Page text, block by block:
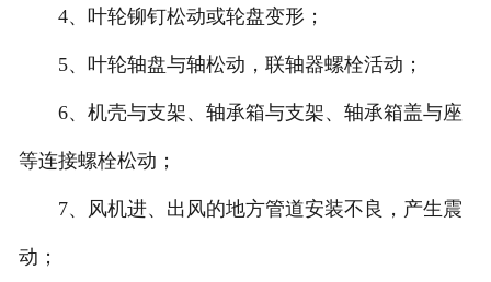
4、叶轮铆钉松动或轮盘变形；
5、叶轮轴盘与轴松动，联轴器螺栓活动；
6、机壳与支架、轴承箱与支架、轴承箱盖与座
等连接螺栓松动；
7、风机进、出风的地方管道安装不良，产生震
动；